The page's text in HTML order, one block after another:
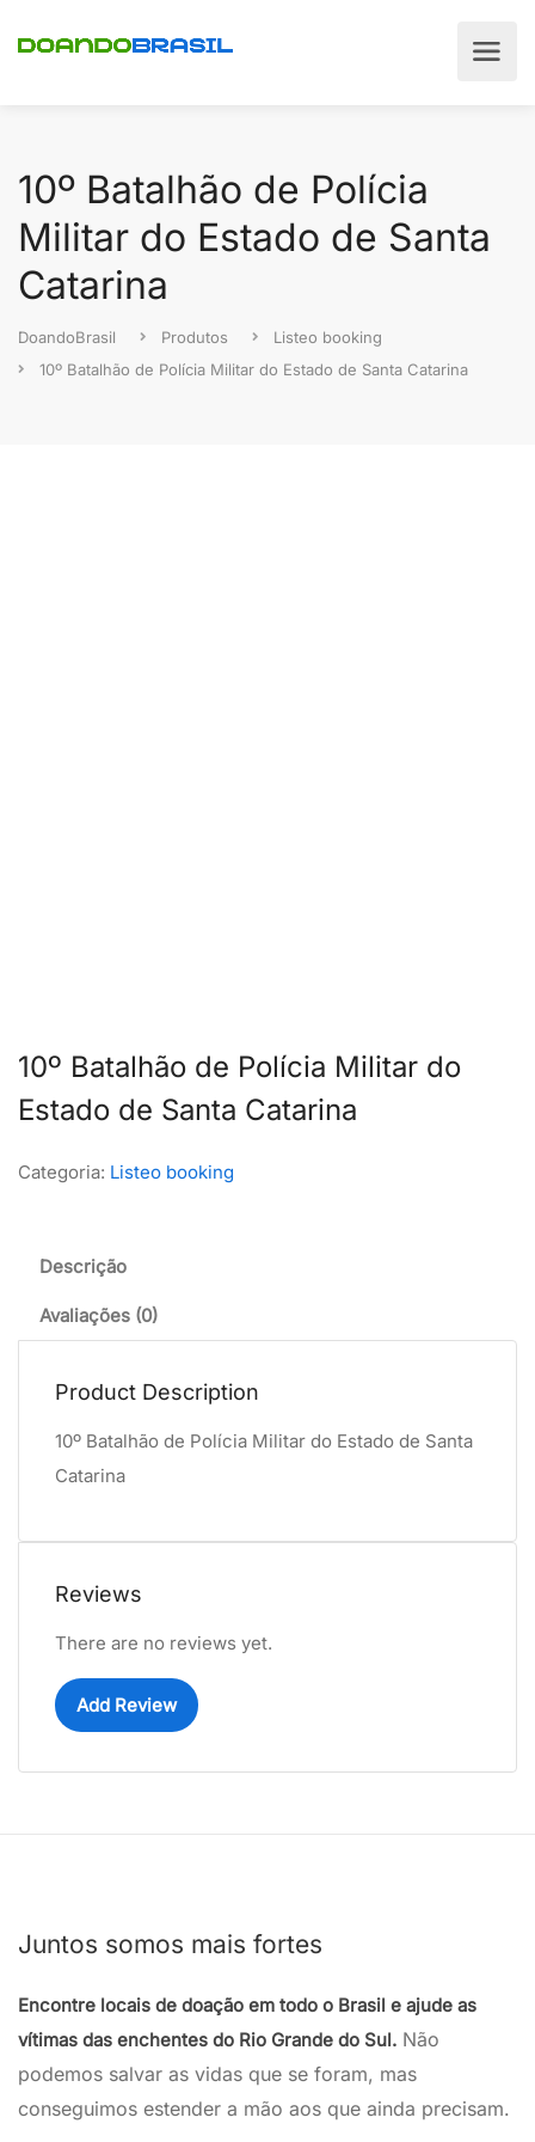
10º Batalhão de Polícia
Militar do Estado de Santa
Catarina
DoandoBrasil Produtos
Listeo booking
10º Batalhão de Polícia Militar do Estado de Santa Catarina
10º Batalhão de Polícia Militar do
Estado de Santa Catarina
Categoria: Listeo booking
Descrição
Avaliações (0)
Product Description
10º Batalhão de Polícia Militar do Estado de Santa
Catarina
Reviews
There are no reviews yet.
Add Review
Juntos somos mais fortes
Encontre locais de doação em todo o Brasil e ajude as
vítimas das enchentes do Rio Grande do Sul. Não
podemos salvar as vidas que se foram, mas
conseguimos estender a mão aos que ainda precisam.